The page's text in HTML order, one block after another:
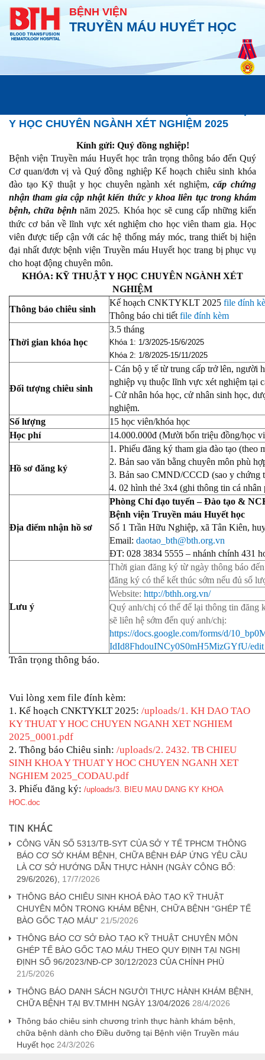
BỆNH VIỆN
TRUYỀN MÁU HUYẾT HỌC
Đào tạo - Chỉ đạo tuyến
Y HỌC CHUYÊN NGÀNH XÉT NGHIỆM 2025
Kính gửi: Quý đồng nghiệp!
Bệnh viện Truyền máu Huyết học trân trọng thông báo đến Quý
Cơ quan/đơn vị và Quý đồng nghiệp Kế hoạch chiêu sinh khóa
đào tạo Kỹ thuật y học chuyên ngành xét nghiệm,cấp chứng
nhận tham gia cập nhật kiến thức y khoa liên tục trong khám
bệnh, chữa bệnh năm 2025. Khóa học sẽ cung cấp những kiến
thức cơ bản về lĩnh vực xét nghiệm cho học viên tham gia. Học
viên được tiếp cận với các hệ thống máy móc, trang thiết bị hiện
đại nhất được bệnh viện Truyền máu Huyết học trang bị phục vụ
cho hoạt động chuyên môn.
KHÓA: KỸ THUẬT Y HỌC CHUYÊN NGÀNH XÉT
NGHIỆM
Thông báo chiêu sinh
Kế hoạch CNKTYKLT 2025 file đính
Thông báo chi tiết file đính kèm
Thời gian khóa học
3.5 tháng
Khóa 1: 1/3/2025-15/6/2025
Khóa 2: 1/8/2025-15/11/2025
Đối tượng chiêu sinh
- Cán bộ y tế từ trung cấp trở lên, người
nghiệp vụ thuộc lĩnh vực xét nghiệm tại
- Cử nhân hóa học, cử nhân sinh học,
nghiệm.
Số lượng
15 học viên/khóa học
Học phí
14.000.000đ (Mười bốn triệu đồng/học
Hồ sơ đăng ký
1. Phiếu đăng ký tham gia đào tạo (theo
2. Bản sao văn bằng chuyên môn phù
3. Bản sao CMND/CCCD (sao y chứng
4. 02 hình thẻ 3x4 (ghi thông tin cá nhân
Địa điểm nhận hồ sơ
Phòng Chỉ đạo tuyến – Đào tạo &
Bệnh viện Truyền máu Huyết học
Số 1 Trần Hữu Nghiệp, xã Tân Kiên,
Email: daotao_bth@bth.org.vn
ĐT: 028 3834 5555 – nhánh chính 431
Lưu ý
Thời gian đăng ký từ ngày thông báo
đăng ký có thể kết thúc sớm nếu đủ số
Website: http://bthh.org.vn/
Quý anh/chị có thể để lại thông tin đăng
sẽ liên hệ sớm đến quý anh/chị:
https://docs.google.com/forms/d/
IdId8FhdouINCy0S0mH5MizGYfU/edit
Trân trọng thông báo.
Vui lòng xem file đính kèm:
1. Kế hoạch CNKTYKLT 2025: /uploads/1. KH DAO TAO
KY THUAT Y HOC CHUYEN NGANH XET NGHIEM
2025_0001.pdf
2. Thông báo Chiêu sinh: /uploads/2. 2432. TB CHIEU
SINH KHOA Y THUAT Y HOC CHUYEN NGANH XET
NGHIEM 2025_CODAU.pdf
3. Phiếu đăng ký: /uploads/3. BIEU MAU DANG KY KHOA
HOC.doc
TIN KHÁC
CÔNG VĂN SỐ 5313/TB-SYT CỦA SỞ Y TẾ TPHCM THÔNG
BÁO CƠ SỞ KHÁM BỆNH, CHỮA BỆNH ĐÁP ỨNG YÊU CẦU
LÀ CƠ SỞ HƯỚNG DẪN THỰC HÀNH (NGÀY CÔNG BỐ:
29/6/2026),
17/7/2026
THÔNG BÁO CHIÊU SINH KHOÁ ĐÀO TẠO KỸ THUẬT
CHUYÊN MÔN TRONG KHÁM BỆNH, CHỮA BỆNH “GHÉP TẾ
BÀO GỐC TẠO MÁU” 21/5/2026
THÔNG BÁO CƠ SỞ ĐÀO TẠO KỸ THUẬT CHUYÊN MÔN
GHÉP TẾ BÀO GỐC TẠO MÁU THEO QUY ĐỊNH TẠI NGHỊ
ĐỊNH SỐ 96/2023/NĐ-CP 30/12/2023 CỦA CHÍNH PHỦ
21/5/2026
THÔNG BÁO DANH SÁCH NGƯỜI THỰC HÀNH KHÁM BỆNH,
CHỮA BỆNH TẠI BV.TMHH NGÀY 13/04/2026 28/4/2026
Thông báo chiêu sinh chương trình thực hành khám bệnh,
chữa bệnh dành cho Điều dưỡng tại Bệnh viện Truyền máu
Huyết học 24/3/2026